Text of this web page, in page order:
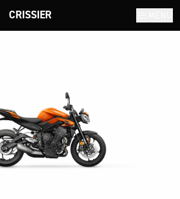
CRISSIER